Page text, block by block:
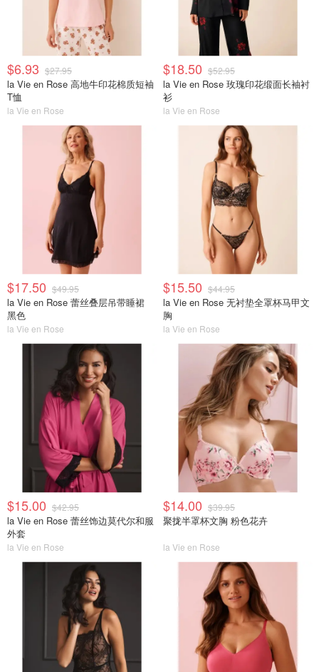
$6.93 $27.95
la Vie en Rose 高地牛印花棉质短袖
T恤
la Vie en Rose
$18.50 $52.95
la Vie en Rose 玫瑰印花缎面长袖衬
衫
la Vie en Rose
$17.50 $49.95
la Vie en Rose 蕾丝叠层吊带睡裙
黑色
la Vie en Rose
$15.50 $44.95
la Vie en Rose 无衬垫全罩杯马甲文
胸
la Vie en Rose
$15.00 $42.95
la Vie en Rose 蕾丝饰边莫代尔和服
外套
la Vie en Rose
$14.00 $39.95
聚拢半罩杯文胸 粉色花卉
la Vie en Rose